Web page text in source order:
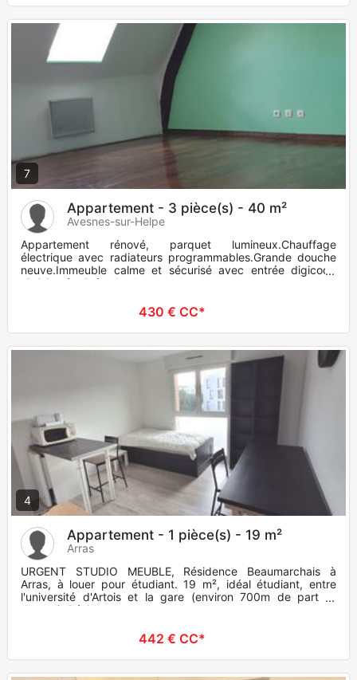
7
Appartement - 3 pièce(s) - 40 m²
Avesnes-sur-Helpe
Appartement rénové, parquet lumineux.Chauffage
électrique avec radiateurs programmables.Grande douche
neuve.Immeuble calme et sécurisé avec entrée digicode
.Cuisine équipée .Au der
430 € CC*
4
Appartement - 1 pièce(s) - 19 m²
Arras
URGENT STUDIO MEUBLE, Résidence Beaumarchais à
Arras, à louer pour étudiant. 19 m², idéal étudiant, entre
l'université d'Artois et la gare (environ 700m de part et
d'autre). Résid
442 € CC*